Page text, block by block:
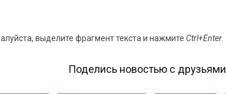
выделите фрагмент текста и нажмите Ctrl+Enter.
Поделись новостью с друзьями